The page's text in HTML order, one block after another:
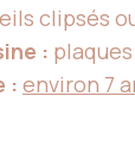
clipsés
:
: environ 7